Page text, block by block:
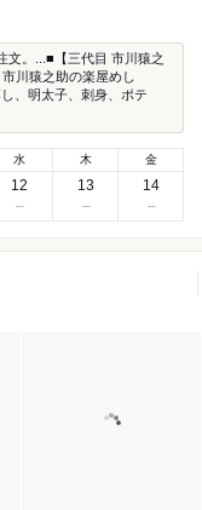
文。...■【三代目 市川猿之
川猿之助の楽屋めし
、明太子、刺身、ポテ
水
12
木
13
金
14